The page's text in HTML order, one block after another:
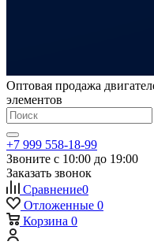
Оптовая продажа
элементов
+7 999 558-18-99
Звоните с 10:00 до 19:00
Заказать звонок
Сравнение0
Отложенные 0
Корзина 0